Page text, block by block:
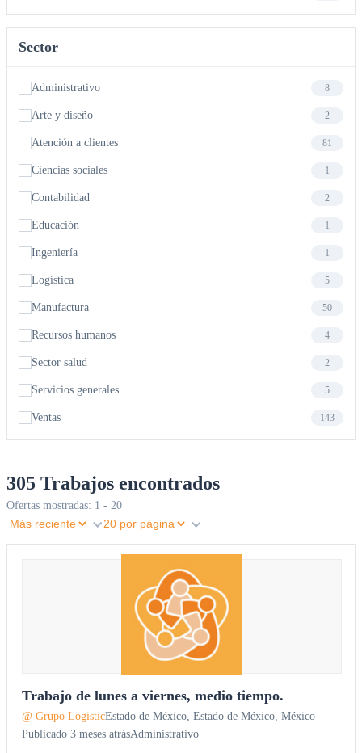
Sector
Administrativo 8
Arte y diseño 2
Atención a clientes 81
Ciencias sociales 1
Contabilidad 2
Educación 1
Ingeniería 1
Logística 5
Manufactura 50
Recursos humanos 4
Sector salud 2
Servicios generales 5
Ventas 143
305 Trabajos encontrados
Ofertas mostradas: 1 - 20
Trabajo de lunes a viernes, medio tiempo.
@ Grupo LogisticEstado de México, Estado de México, México
Publicado 3 meses atrásAdministrativo